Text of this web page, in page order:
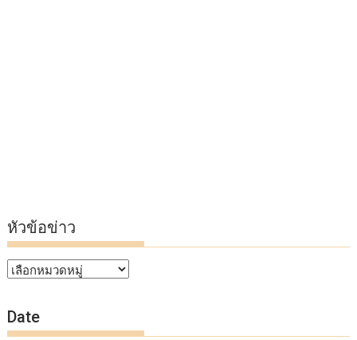
หัวข้อข่าว
หัวข้อ
Date